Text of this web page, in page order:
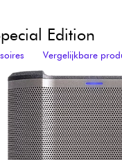
Edition
Vergelijkbare